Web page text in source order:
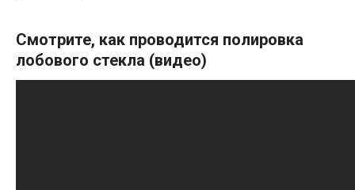
Смотрите, как проводится полировка
лобового стекла (видео)